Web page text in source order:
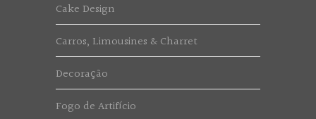
Cake Design
Carros, Limousines & Charret
Decoração
Fogo de Artifício